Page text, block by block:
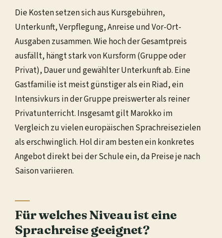
Die Kosten setzen sich aus Kursgebühren,
Unterkunft, Verpflegung, Anreise und Vor-Ort-
Ausgaben zusammen. Wie hoch der Gesamtpreis
ausfällt, hängt stark von Kursform (Gruppe oder
Privat), Dauer und gewählter Unterkunft ab. Eine
Gastfamilie ist meist günstiger als ein Riad, ein
Intensivkurs in der Gruppe preiswerter als reiner
Privatunterricht. Insgesamt gilt Marokko im
Vergleich zu vielen europäischen Sprachreisezielen
als erschwinglich. Hol dir am besten ein konkretes
Angebot direkt bei der Schule ein, da Preise je nach
Saison variieren.
Für welches Niveau ist eine
Sprachreise geeignet?